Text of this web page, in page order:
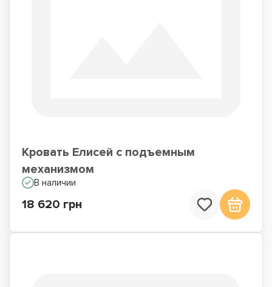
Кровать Елисей с подъемным
механизмом
В наличии
18 620 грн